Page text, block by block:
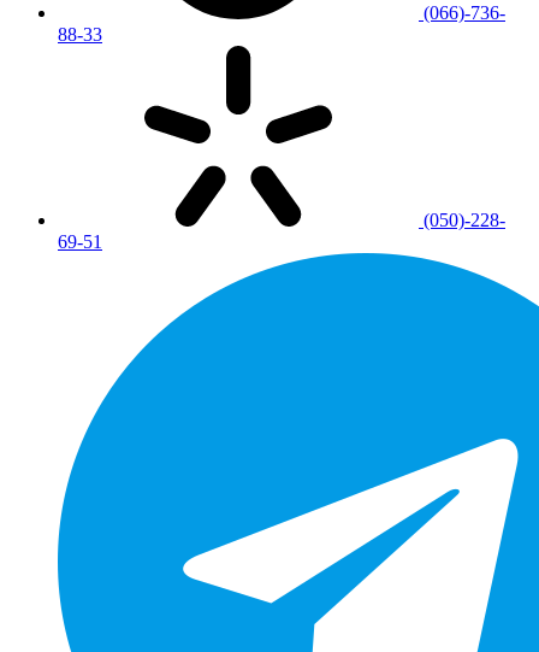
(066)-736-
88-33
(050)-228-
69-51